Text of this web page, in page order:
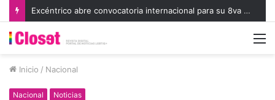
Excéntrico abre convocatoria internacional para su 8va edición e invita a exhibir nuevas miradas
Inicio / Nacional
Nacional Noticias